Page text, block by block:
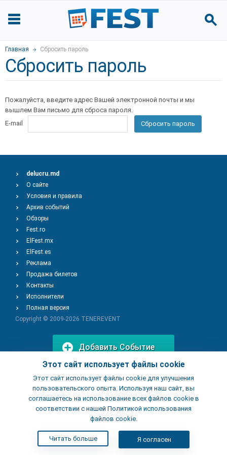
Главная Сбросить пароль
Сбросить пароль
Пожалуйста, введите адрес Вашей электронной почты и мы
вышлем Вам письмо для сброса пароля.
E-mail
Сбросить пароль
Этот сайт использует файлы cookie
Этот сайт использует файлы cookie для улучшения
пользовательского опыта. Используя наш сайт, вы
соглашаетесь на использование всех файлов cookie в
соответствии с нашей Политикой использования
файлов cookie.
Читать больше Я согласен
delucru.md
О сайте
Условия и правила
Архив событий
Обзоры
Fest.ro
ElFest.mx
ElFest.es
Реклама
Продажа билетов
Контакты
Исполнители
Полная версия
Copyright © 2009-2026 TENEREVENT
Добавить Событие
Добавить Заведение